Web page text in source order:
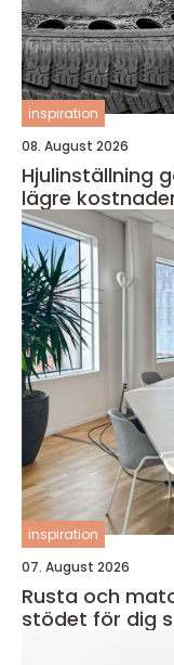
inspiration
08. August 2026
Hjulinställning göteborg
lägre
inspiration
07. August 2026
Rusta och
stödet för dig